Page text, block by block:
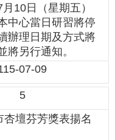
10日（星期五）
中心當日研習將停
辦理日期及方式將
將另行通知。
07-09
5
杏壇芬芳獎表揚名